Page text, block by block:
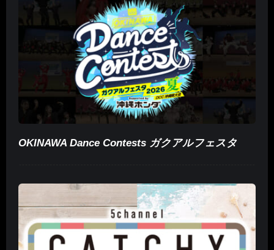
OKINAWA Dance Contests ガクアルフェスタ